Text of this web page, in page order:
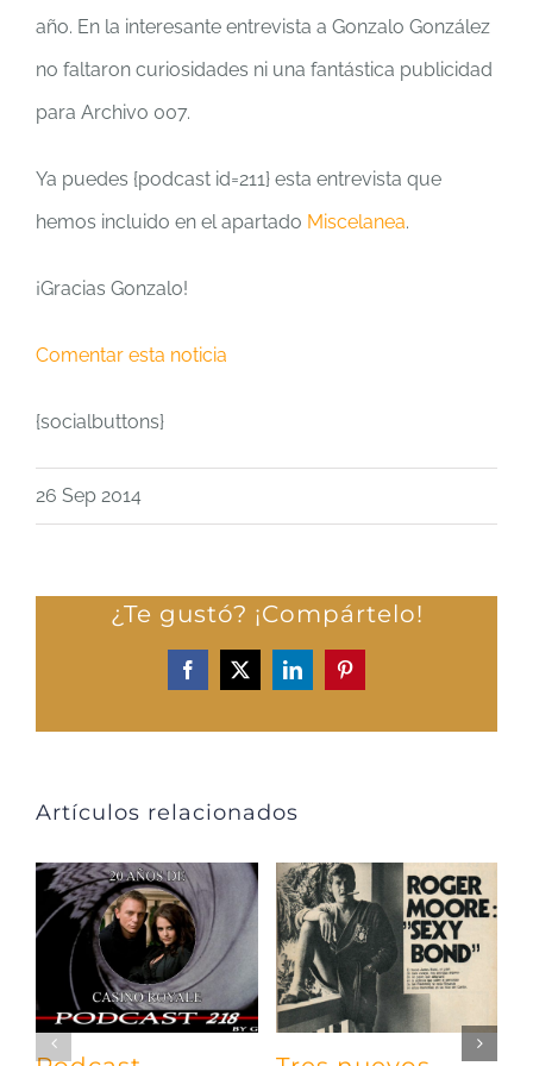
año. En la interesante entrevista a Gonzalo González
no faltaron curiosidades ni una fantástica publicidad
para Archivo 007.
Ya puedes {podcast id=211} esta entrevista que
hemos incluido en el apartado Miscelanea.
¡Gracias Gonzalo!
Comentar esta noticia
{socialbuttons}
26 Sep 2014
¿Te gustó? ¡Compártelo!
Facebook
X LinkedInPinterest
Artículos relacionados